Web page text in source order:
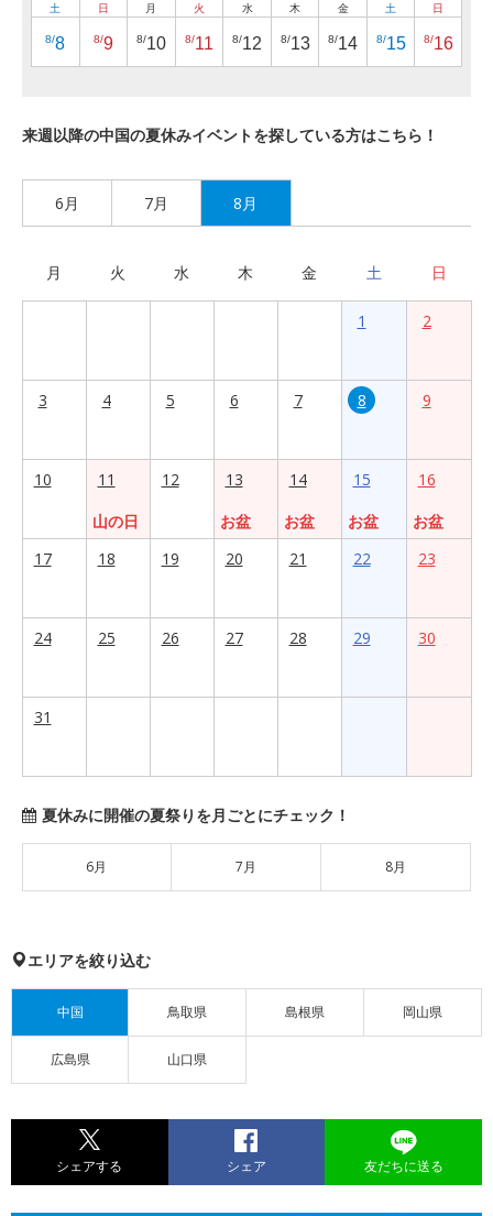
土
8/8
日
8/9
月
8/10
火
8/11
水
8/12
木
8/13
金
8/14
土
8/15
日
8/16
来週以降の中国の夏休みイベントを探している方はこちら！
6月 7月 8月
月 火 水 木 金 土 日
1 2
3 4 5 6 7 8 9
10
11
山の日
12
13
お盆
14
お盆
15
お盆
16
お盆
17
18 19 20 21 22 23
24 25 26 27 28 29 30
31
夏休みに開催の夏祭りを月ごとにチェック！
6月 7月 8月
エリアを絞り込む
中国 鳥取県 島根県 岡山県
広島県 山口県
シェアする シェア 友だちに送る